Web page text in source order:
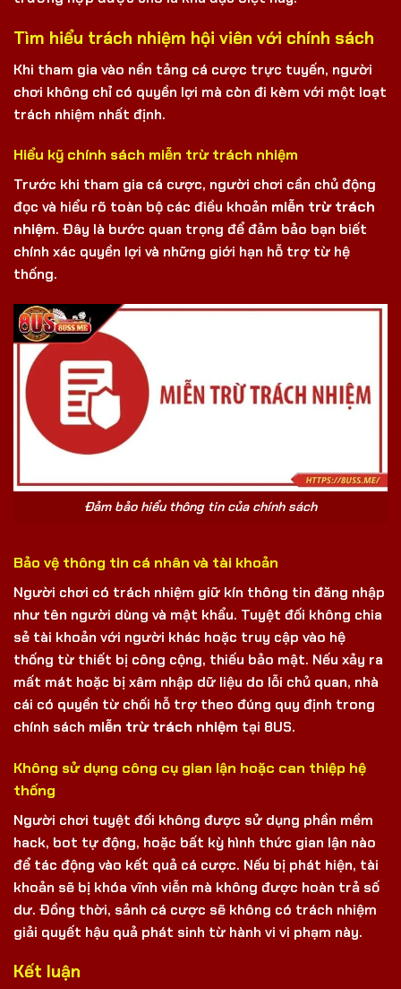
Tìm hiểu trách nhiệm hội viên với chính sách
Khi tham gia vào nền tảng cá cược trực tuyến, người
chơi không chỉ có quyền lợi mà còn đi kèm với một loạt
trách nhiệm nhất định.
Hiểu kỹ chính sách miễn trừ trách nhiệm
Trước khi tham gia cá cược, người chơi cần chủ động
đọc và hiểu rõ toàn bộ các điều khoản miễn trừ trách
nhiệm. Đây là bước quan trọng để đảm bảo bạn biết
chính xác quyền lợi và những giới hạn hỗ trợ từ hệ
thống.
Đảm bảo hiểu thông tin của chính sách
Bảo vệ thông tin cá nhân và tài khoản
Người chơi có trách nhiệm giữ kín thông tin đăng nhập
như tên người dùng và mật khẩu. Tuyệt đối không chia
sẻ tài khoản với người khác hoặc truy cập vào hệ
thống từ thiết bị công cộng, thiếu bảo mật. Nếu xảy ra
mất mát hoặc bị xâm nhập dữ liệu do lỗi chủ quan, nhà
cái có quyền từ chối hỗ trợ theo đúng quy định trong
chính sách miễn trừ trách nhiệm tại 8US.
Không sử dụng công cụ gian lận hoặc can thiệp hệ
thống
Người chơi tuyệt đối không được sử dụng phần mềm
hack, bot tự động, hoặc bất kỳ hình thức gian lận nào
để tác động vào kết quả cá cược. Nếu bị phát hiện, tài
khoản sẽ bị khóa vĩnh viễn mà không được hoàn trả số
dư. Đồng thời, sảnh cá cược sẽ không có trách nhiệm
giải quyết hậu quả phát sinh từ hành vi vi phạm này.
Kết luận